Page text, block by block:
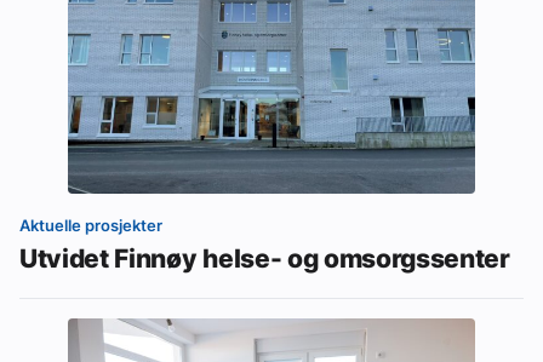
Aktuelle prosjekter
Utvidet Finnøy helse- og omsorgssenter